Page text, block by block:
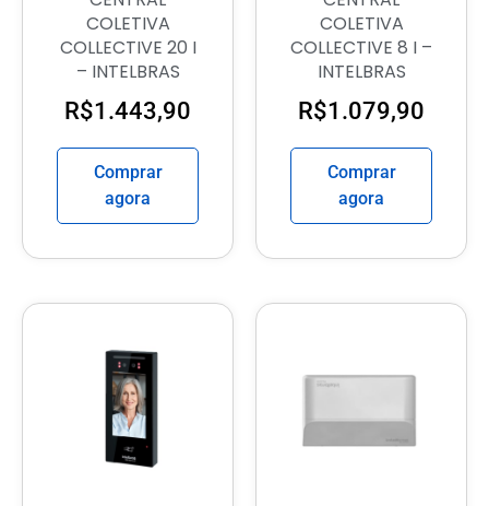
COLETIVA
COLLECTIVE 20 I
– INTELBRAS
R$1.443,90
Comprar
agora
COLETIVA
COLLECTIVE 8 I –
INTELBRAS
R$1.079,90
Comprar
agora